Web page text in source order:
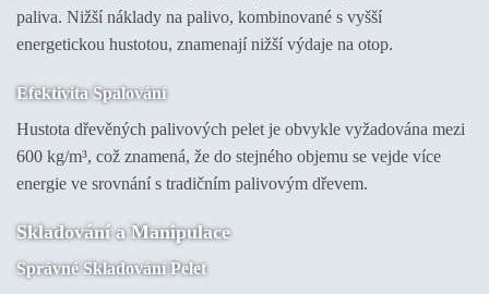
paliva. Nižší náklady na palivo, kombinované s vyšší
energetickou hustotou, znamenají nižší výdaje na otop.
Efektivita Spalování
Hustota dřevěných palivových pelet je obvykle vyžadována mezi
600 kg/m³, což znamená, že do stejného objemu se vejde více
energie ve srovnání s tradičním palivovým dřevem.
Skladování a Manipulace
Správné Skladování Pelet